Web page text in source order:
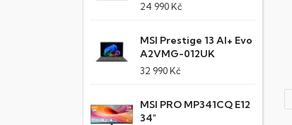
24 990 Kč
MSI Prestige 13 AI+ Evo
A2VMG-012UK
32 990 Kč
MSI PRO MP341CQ E12
34"